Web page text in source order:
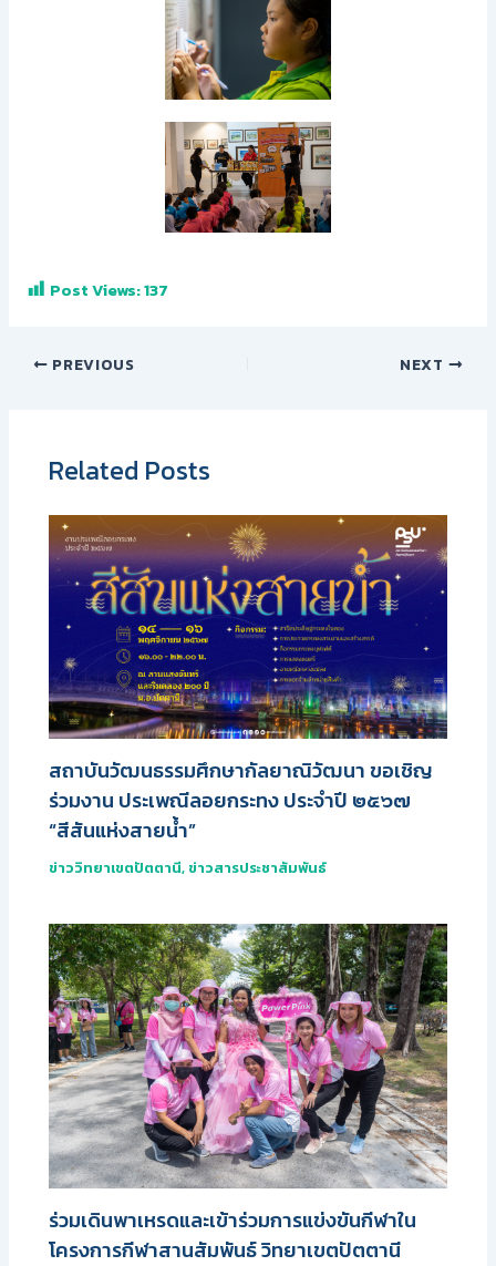
Post Views:137
PREVIOUS NEXT
Related Posts
สถาบันวัฒนธรรมศึกษากัลยาณิวัฒนา ขอเชิญ
ร่วมงาน ประเพณีลอยกระทง ประจำปี ๒๕๖๗
“สีสันแห่งสายน้ำ”
ข่าววิทยาเขตปัตตานี, ข่าวสารประชาสัมพันธ์
ร่วมเดินพาเหรดและเข้าร่วมการแข่งขันกีฬาใน
โครงการกีฬาสานสัมพันธ์ วิทยาเขตปัตตานี